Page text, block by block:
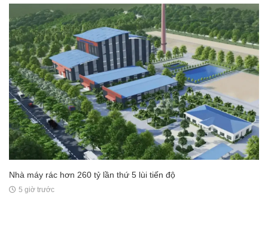
Nhà máy rác hơn 260 tỷ lần thứ 5 lùi tiến độ
5 giờ trước